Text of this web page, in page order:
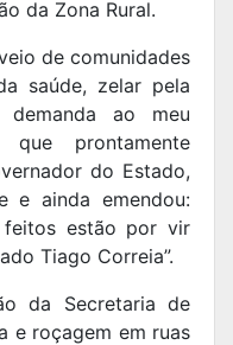
da Zona Rural.
de comunidades
saúde, zelar pela
demanda ao meu
que prontamente
do Estado,
e ainda emendou:
feitos estão por vir
Tiago Correia”.
da Secretaria de
e roçagem em ruas